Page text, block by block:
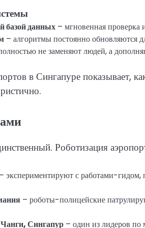
базой данных – мгновенная проверка
– алгоритмы постоянно обновляются
не заменяют людей, а
в Сингапуре показывает,
Роботизация
– экспериментируют с работами-
– роботы-полицейские
Сингапур – один из лидеров по